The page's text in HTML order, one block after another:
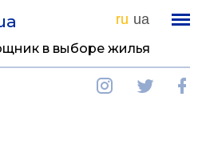
ru ua
в выборе жилья